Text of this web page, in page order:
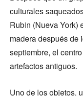
culturales
Rubin (Nueva York)
madera después de
septiembre, el
artefactos antiguos.
Uno de los objetos,